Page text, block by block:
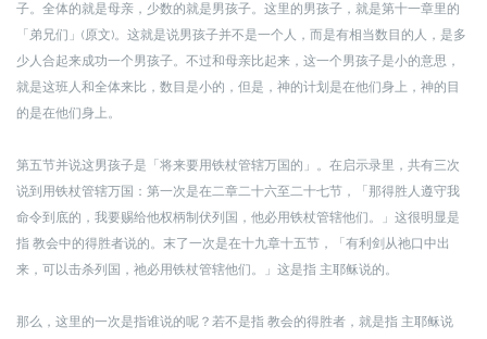
子。全体的就是母亲，少数的就是男孩子。这里的男孩子，就是第十一章里的
「弟兄们」(原文)。这就是说男孩子并不是一个人，而是有相当数目的人，是多
少人合起来成功一个男孩子。不过和母亲比起来，这一个男孩子是小的意思，
就是这班人和全体来比，数目是小的，但是，神的计划是在他们身上，神的目
的是在他们身上。
第五节并说这男孩子是「将来要用铁杖管辖万国的」。在启示录里，共有三次
说到用铁杖管辖万国：第一次是在二章二十六至二十七节，「那得胜人遵守我
命令到底的，我要赐给他权柄制伏列国，他必用铁杖管辖他们。」这很明显是
指 教会中的得胜者说的。末了一次是在十九章十五节，「有利剑从祂口中出
来，可以击杀列国，祂必用铁杖管辖他们。」这是指 主耶稣说的。
那么，这里的一次是指谁说的呢？若不是指 教会的得胜者，就是指 主耶稣说